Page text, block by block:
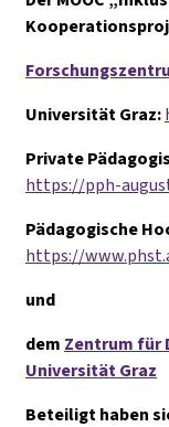
Universität Graz:
Private
https://pph-
Pädagogische
https://
und
dem Zentrum für
Universität Graz
Beteiligt haben